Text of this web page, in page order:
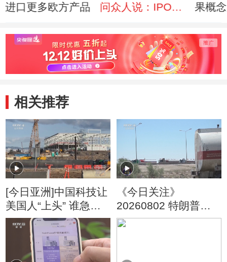
进口更多欧方产品
问众人说：IPO不
果概
相关推荐
[今日亚洲]中国科技让
美国人“上头” 谁急
了？
《今日关注》
20260802 特朗普叫
停“最大规模”打击 伊